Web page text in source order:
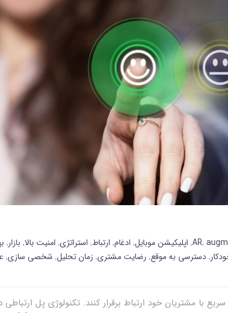
AR,
, اپلیکیشن موبایل, ادغام, ارتباط, استراتژی, امنیت بالا, بازار,
,دسترسی به موقع, رضایت مشتری, زمان تحلیل, شخصی سازی,
با مشتریان خود ارتباط برقرار کنند. تکنولوژی پل